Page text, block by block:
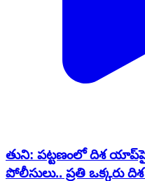
తుని: పట్టణంలో దిశ
పోలీసులు.. ప్రతి